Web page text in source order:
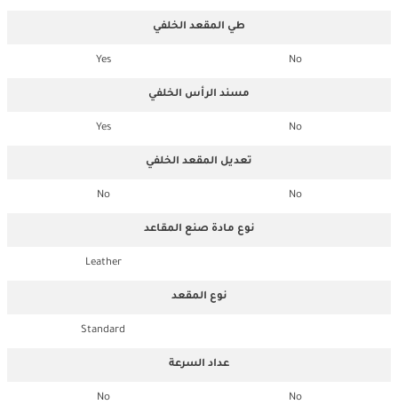
طي المقعد الخلفي
No
Yes
مسند الرأس الخلفي
No
Yes
تعديل المقعد الخلفي
No
No
نوع مادة صنع المقاعد
Leather
نوع المقعد
Standard
عداد السرعة
No
No